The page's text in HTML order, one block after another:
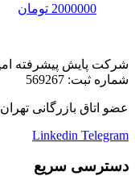
2000000 تومان
شرکت پایش پیشرفته
شماره ثبت: 569267
عضو اتاق بازرگانی تهران
Linkedin Telegram
دسترسی سریع